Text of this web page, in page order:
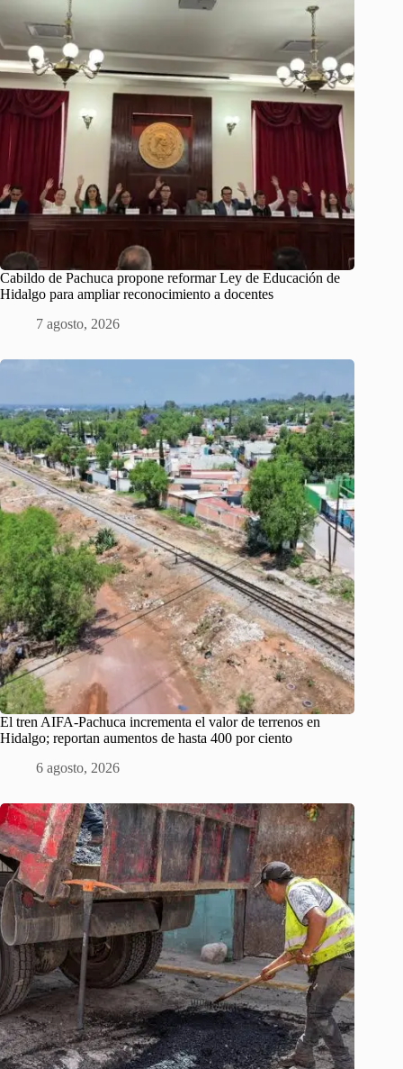
Cabildo de Pachuca propone reformar Ley de Educación de
Hidalgo para ampliar reconocimiento a docentes
7 agosto, 2026
El tren AIFA-Pachuca incrementa el valor de terrenos en
Hidalgo; reportan aumentos de hasta 400 por ciento
6 agosto, 2026